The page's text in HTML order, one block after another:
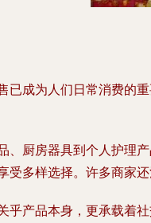
已成为人们日常消费的
、厨房器具到个人护理
多样选择。许多商家
乎产品本身，更承载着